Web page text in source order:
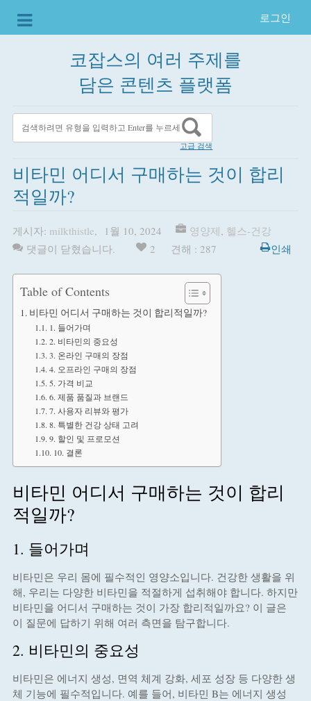
로그인
코잡스의 여러 주제를
담은 콘텐츠 플랫폼
고급 검색
비타민 어디서 구매하는 것이 합리
적일까?
게시자: milkthistle, 1월 10, 2024 영양제, 헬스-건강
댓글이 닫혔습니다.
2 견해 : 287 인쇄
Table of Contents
비타민 어디서 구매하는 것이 합리적일까?
1. 들어가며
2. 비타민의 중요성
3. 온라인 구매의 장점
4. 오프라인 구매의 장점
5. 가격 비교
6. 제품 품질과 브랜드
7. 사용자 리뷰와 평가
8. 특별한 건강 상태 고려
9. 할인 및 프로모션
10. 결론
비타민 어디서 구매하는 것이 합리
적일까?
1. 들어가며
비타민은 우리 몸에 필수적인 영양소입니다. 건강한 생활을 위
해, 우리는 다양한 비타민을 적절하게 섭취해야 합니다. 하지만
비타민을 어디서 구매하는 것이 가장 합리적일까요? 이 글은
이 질문에 답하기 위해 여러 측면을 탐구합니다.
2. 비타민의 중요성
비타민은 에너지 생성, 면역 체계 강화, 세포 성장 등 다양한 생
체 기능에 필수적입니다. 예를 들어, 비타민 B는 에너지 생성